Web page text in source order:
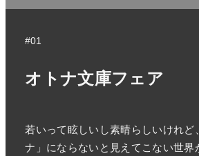
#01
オトナ文庫フェア
若いって眩しいし素晴らしいけれど
ナ」にならないと見えてこない世界